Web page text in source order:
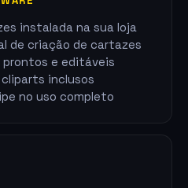
instalada na sua loja
de criação de cartazes
e editáveis
inclusos
no uso completo